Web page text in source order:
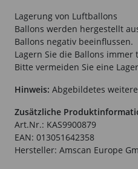
Lagerung von Luftballons
Ballons werden hergestellt
Ballons negativ beeinflussen.
Lagern Sie die Ballons
Bitte vermeiden Sie eine
Hinweis: Abgebildetes
Zusätzliche
Art.Nr.: KAS9900879
EAN: 013051642358
Hersteller: Amscan Europe